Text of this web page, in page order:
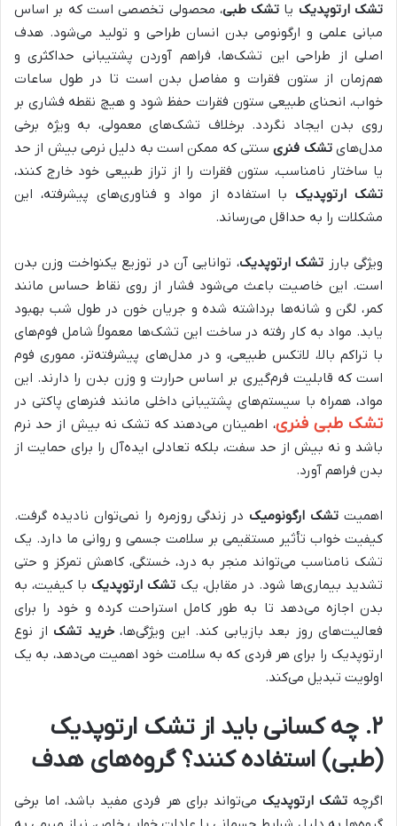
تشک ارتوپدیک یا تشک طبی، محصولی تخصصی است که بر اساس
مبانی علمی و ارگونومی بدن انسان طراحی و تولید می‌شود. هدف
اصلی از طراحی این تشک‌ها، فراهم آوردن پشتیبانی حداکثری و
هم‌زمان از ستون فقرات و مفاصل بدن است تا در طول ساعات
خواب، انحنای طبیعی ستون فقرات حفظ شود و هیچ نقطه فشاری بر
روی بدن ایجاد نگردد. برخلاف تشک‌های معمولی، به ویژه برخی
مدل‌هایتشک فنریسنتی که ممکن است به دلیل نرمی بیش از حد
یا ساختار نامناسب، ستون فقرات را از تراز طبیعی خود خارج کنند،
تشک ارتوپدیک با استفاده از مواد و فناوری‌های پیشرفته، این
مشکلات را به حداقل می‌رساند.
ویژگی بارز تشک ارتوپدیک، توانایی آن در توزیع یکنواخت وزن بدن
است. این خاصیت باعث می‌شود فشار از روی نقاط حساس مانند
کمر، لگن و شانه‌ها برداشته شده و جریان خون در طول شب بهبود
یابد. مواد به کار رفته در ساخت این تشک‌ها معمولاً شامل فوم‌های
با تراکم بالا، لاتکس طبیعی، و در مدل‌های پیشرفته‌تر، مموری فوم
است که قابلیت فرم‌گیری بر اساس حرارت و وزن بدن را دارند. این
مواد، همراه با سیستم‌های پشتیبانی داخلی مانند فنرهای پاکتی در
تشک طبی فنری، اطمینان می‌دهند که تشک نه بیش از حد نرم
باشد و نه بیش از حد سفت، بلکه تعادلی ایده‌آل را برای حمایت از
بدن فراهم آورد.
اهمیت تشک ارگونومیک در زندگی روزمره را نمی‌توان نادیده گرفت.
کیفیت خواب تأثیر مستقیمی بر سلامت جسمی و روانی ما دارد. یک
تشک نامناسب می‌تواند منجر به درد، خستگی، کاهش تمرکز و حتی
تشدید بیماری‌ها شود. در مقابل، یک تشک ارتوپدیک با کیفیت، به
بدن اجازه می‌دهد تا به طور کامل استراحت کرده و خود را برای
فعالیت‌های روز بعد بازیابی کند. این ویژگی‌ها،خرید تشک از نوع
ارتوپدیک را برای هر فردی که به سلامت خود اهمیت می‌دهد، به یک
اولویت تبدیل می‌کند.
۲. چه کسانی باید از تشک ارتوپدیک
(طبی) استفاده کنند؟ گروه‌های هدف
اگرچهتشک ارتوپدیک می‌تواند برای هر فردی مفید باشد، اما برخی